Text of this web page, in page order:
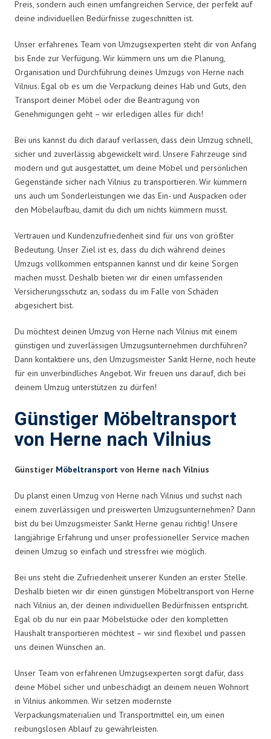
Preis, sondern auch einen umfangreichen Service, der perfekt auf
deine individuellen Bedürfnisse zugeschnitten ist.
Unser erfahrenes Team von Umzugsexperten steht dir von Anfang
bis Ende zur Verfügung. Wir kümmern uns um die Planung,
Organisation und Durchführung deines Umzugs von Herne nach
Vilnius. Egal ob es um die Verpackung deines Hab und Guts, den
Transport deiner Möbel oder die Beantragung von
Genehmigungen geht – wir erledigen alles für dich!
Bei uns kannst du dich darauf verlassen, dass dein Umzug schnell,
sicher und zuverlässig abgewickelt wird. Unsere Fahrzeuge sind
modern und gut ausgestattet, um deine Möbel und persönlichen
Gegenstände sicher nach Vilnius zu transportieren. Wir kümmern
uns auch um Sonderleistungen wie das Ein- und Auspacken oder
den Möbelaufbau, damit du dich um nichts kümmern musst.
Vertrauen und Kundenzufriedenheit sind für uns von größter
Bedeutung. Unser Ziel ist es, dass du dich während deines
Umzugs vollkommen entspannen kannst und dir keine Sorgen
machen musst. Deshalb bieten wir dir einen umfassenden
Versicherungsschutz an, sodass du im Falle von Schäden
abgesichert bist.
Du möchtest deinen Umzug von Herne nach Vilnius mit einem
günstigen und zuverlässigen Umzugsunternehmen durchführen?
Dann kontaktiere uns, den Umzugsmeister Sankt Herne, noch heute
für ein unverbindliches Angebot. Wir freuen uns darauf, dich bei
deinem Umzug unterstützen zu dürfen!
Günstiger Möbeltransport
von Herne nach Vilnius
Günstiger Möbeltransport von Herne nach Vilnius
Du planst einen Umzug von Herne nach Vilnius und suchst nach
einem zuverlässigen und preiswerten Umzugsunternehmen? Dann
bist du bei Umzugsmeister Sankt Herne genau richtig! Unsere
langjährige Erfahrung und unser professioneller Service machen
deinen Umzug so einfach und stressfrei wie möglich.
Bei uns steht die Zufriedenheit unserer Kunden an erster Stelle.
Deshalb bieten wir dir einen günstigen Möbeltransport von Herne
nach Vilnius an, der deinen individuellen Bedürfnissen entspricht.
Egal ob du nur ein paar Möbelstücke oder den kompletten
Haushalt transportieren möchtest – wir sind flexibel und passen
uns deinen Wünschen an.
Unser Team von erfahrenen Umzugsexperten sorgt dafür, dass
deine Möbel sicher und unbeschädigt an deinem neuen Wohnort
in Vilnius ankommen. Wir setzen modernste
Verpackungsmaterialien und Transportmittel ein, um einen
reibungslosen Ablauf zu gewährleisten.